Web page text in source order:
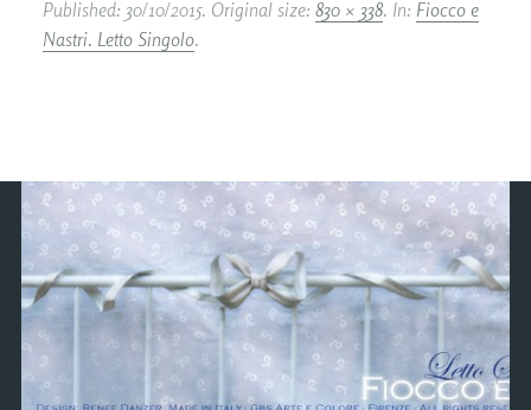
Published: 30/10/2015. Original size: 830 × 338. In: Fiocco e
Nastri. Letto Singolo.